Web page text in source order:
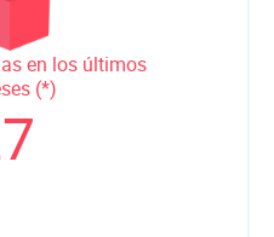
en los últimos
(*)